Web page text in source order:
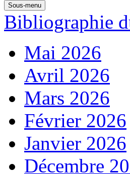
Sous-menu
Bibliographie
Mai 2026
Avril 2026
Mars 2026
Février 2026
Janvier 2026
Décembre